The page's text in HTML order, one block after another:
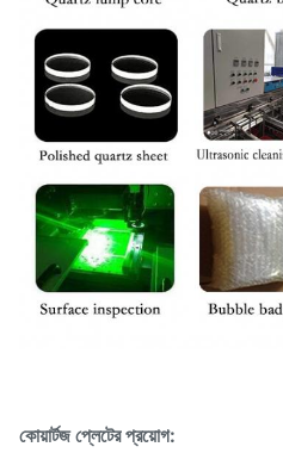
কোয়ার্টজ প্লেটের প্রয়োগ: